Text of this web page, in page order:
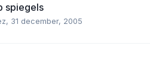
spiegels
, 31 december, 2005